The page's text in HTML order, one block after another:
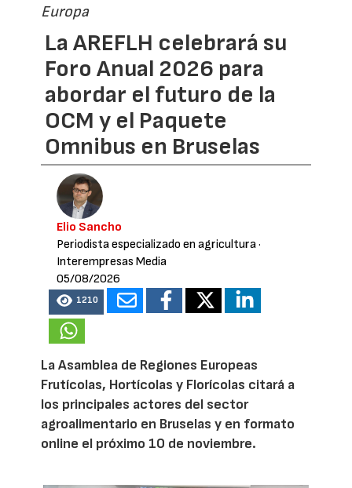
Europa
La AREFLH celebrará su
Foro Anual 2026 para
abordar el futuro de la
OCM y el Paquete
Omnibus en Bruselas
Elio Sancho
Periodista especializado en agricultura·
Interempresas Media
05/08/2026
1210
La Asamblea de Regiones Europeas
Frutícolas, Hortícolas y Florícolas citará a
los principales actores del sector
agroalimentario en Bruselas y en formato
online el próximo 10 de noviembre.